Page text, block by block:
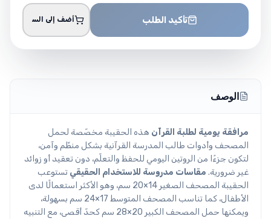
تأكيد الطلب أضف إلى السلة
الوصف
مرافقة يومية لطلبة القرآن هذه الحقيبة مخصّصة لحمل
المصحف وأدوات طالب المدرسة القرآنية بشكل منظّم وآمن،
لتكون جزءًا من الروتين اليومي للحفظ والتعلّم، دون تعقيد أو زوائد
غير ضرورية. مقاسات مدروسة للاستخدام الحقيقي تستوعب
الحقيبة المصحف الصغير 14×20 سم، وهو الأكثر استعمالًا لدى
الأطفال، كما تناسب المصحف المتوسط 17×24 سم بسهولة،
ويمكنها حمل المصحف الكبير 20×28 سم كحدّ أقصى، مع التنبيه